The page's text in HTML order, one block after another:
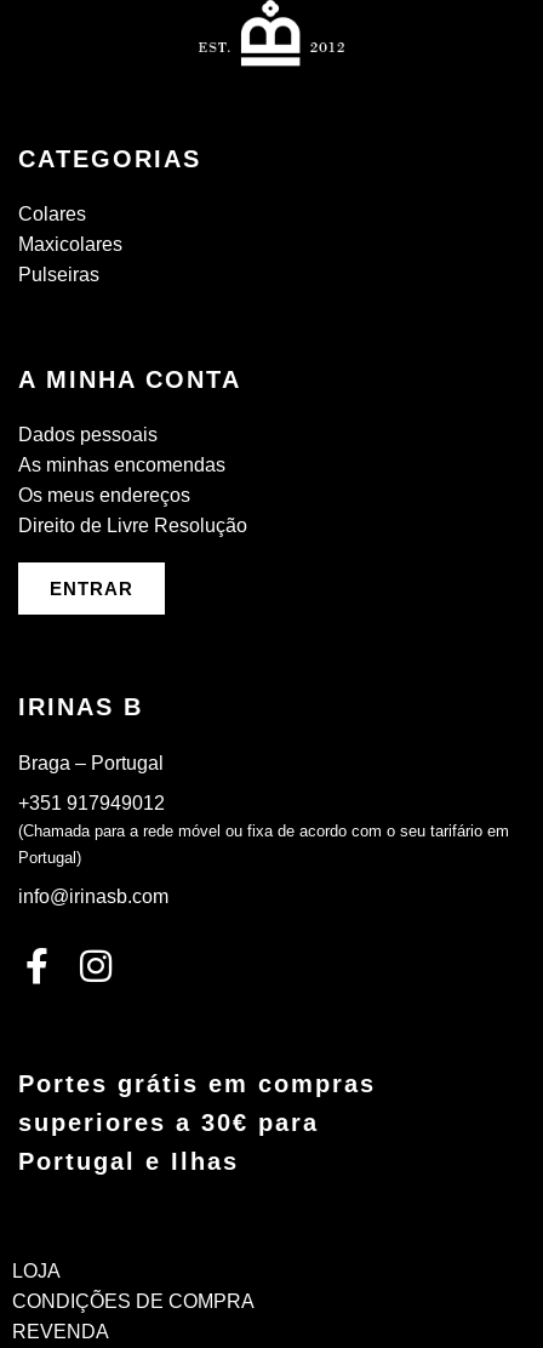
CATEGORIAS
Colares
Maxicolares
Pulseiras
A MINHA CONTA
Dados pessoais
As minhas encomendas
Os meus endereços
Direito de Livre Resolução
ENTRAR
IRINAS B
Braga – Portugal
+351 917949012
(Chamada para a rede móvel ou fixa de acordo com o seu tarifário em
Portugal)
info@irinasb.com
Portes grátis em compras
superiores a 30€ para
Portugal e Ilhas
LOJA
CONDIÇÕES DE COMPRA
REVENDA